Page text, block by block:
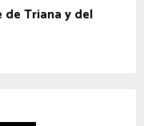
de Triana y del